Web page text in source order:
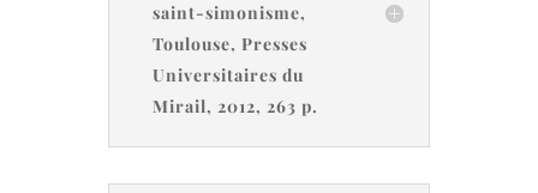
saint-simonisme,
Toulouse, Presses
Universitaires du
Mirail, 2012, 263 p.